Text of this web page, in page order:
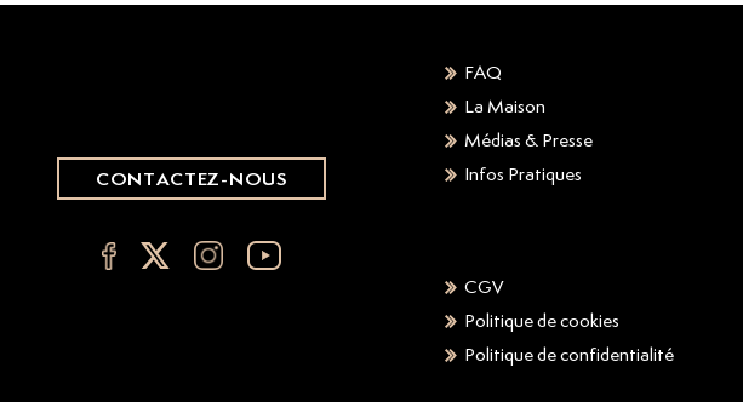
CONTACTEZ-NOUS
FAQ
La Maison
Médias & Presse
Infos Pratiques
CGV
Politique de cookies
Politique de confidentialité